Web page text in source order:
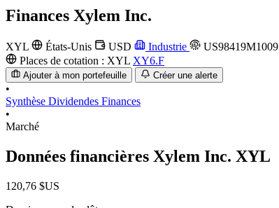
Finances Xylem Inc.
XYL États-Unis USD Industrie
US98419M1009
Places de cotation : XYL XY6.F
Ajouter à mon portefeuille Créer une alerte
•
Synthèse Dividendes Finances
•
Marché
Données financières Xylem Inc. XYL
120,76 $US